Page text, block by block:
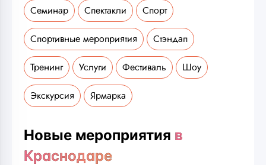
Семинар Спектакли Спорт
Спортивные мероприятия Стэндап
Тренинг Услуги Фестиваль Шоу
Экскурсия Ярмарка
Новые мероприятия в
Краснодаре